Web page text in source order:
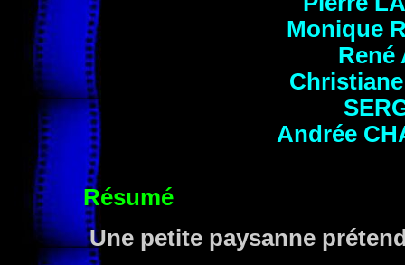
Monique
René
Andrée
Résumé
Une petite paysanne